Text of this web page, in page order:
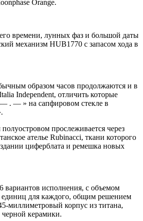
Orange.
времени, лунных фаз и большой даты
механизм HUB1770 с запасом хода в
образом часов продолжаются и в
Independent, отличить которые
. — » на сапфировом стекле в
прослеживается через
ателье Rubinacci, ткани которого
циферблата и ремешка новых
вариантов исполнения, с объемом
единиц для каждого, общим решением
миллиметровый корпус из титана,
керамики.